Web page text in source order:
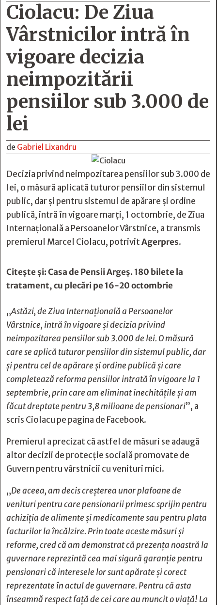
Ciolacu: De Ziua
Vârstnicilor intră în
vigoare decizia
neimpozitării
pensiilor sub 3.000 de
lei
de Gabriel Lixandru
Decizia privind neimpozitarea pensiilor sub 3.000 de
lei, o măsură aplicată tuturor pensiilor din sistemul
public, dar şi pentru sistemul de apărare şi ordine
publică, intră în vigoare marţi, 1 octombrie, de Ziua
Internaţională a Persoanelor Vârstnice, a transmis
premierul Marcel Ciolacu, potrivitAgerpres.
Citește și:Casa de Pensii Argeș. 180 bilete la
tratament, cu plecări pe 16-20 octombrie
„Astăzi, de Ziua Internaţională a Persoanelor
Vârstnice, intră în vigoare şi decizia privind
neimpozitarea pensiilor sub 3.000 de lei. O măsură
care se aplică tuturor pensiilor din sistemul public, dar
şi pentru cel de apărare şi ordine publică şi care
completează reforma pensiilor intrată în vigoare la 1
septembrie, prin care am eliminat inechităţile şi am
făcut dreptate pentru 3,8 milioane de pensionari”, a
scris Ciolacu pe pagina de Facebook.
Premierul a precizat că astfel de măsuri se adaugă
altor decizii de protecţie socială promovate de
Guvern pentru vârstnicii cu venituri mici.
„De aceea, am decis creşterea unor plafoane de
venituri pentru care pensionarii primesc sprijin pentru
achiziţia de alimente şi medicamente sau pentru plata
facturilor la încălzire. Prin toate aceste măsuri şi
reforme, cred că am demonstrat că prezenţa noastră la
guvernare reprezintă cea mai sigură garanţie pentru
pensionari că interesele lor sunt apărate şi corect
reprezentate în actul de guvernare. Pentru că asta
înseamnă respect faţă de cei care au muncit o viaţă! La